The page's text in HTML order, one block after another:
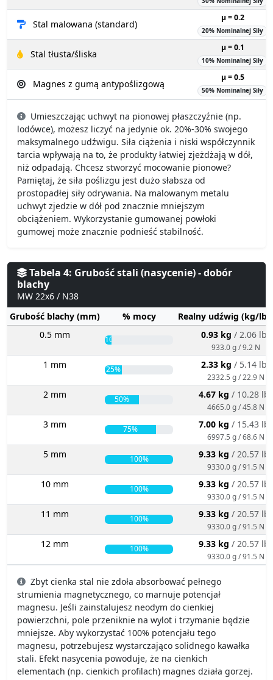
Stal malowana (standard)
µ = 0.2
20% Nominalnej Siły
Stal tłusta/śliska
µ = 0.1
10% Nominalnej Siły
Magnes z gumą antypoślizgową
µ = 0.5
50% Nominalnej Siły
Umieszczając uchwyt na pionowej płaszczyźnie (np.
lodówce), możesz liczyć na jedynie ok. 20%-30% swojego
maksymalnego udźwigu. Siła ciążenia i niski współczynnik
tarcia wpływają na to, że produkty łatwiej zjeżdżają w dół,
niż odpadają. Chcesz stworzyć mocowanie pionowe?
Pamiętaj, że siła poślizgu jest dużo słabsza od
prostopadłej siły odrywania. Na malowanym metalu
uchwyt zjedzie w dół pod znacznie mniejszym
obciążeniem. Wykorzystanie gumowanej powłoki
gumowej może znacznie podnieść stabilność.
Tabela 4: Grubość stali (nasycenie) - dobór
blachy
MW 22x6 / N38
Grubość blachy (mm)
% mocy
Realny udźwig (kg/
0.5 mm
10% 0.93 kg / 2.06 lbs
933.0 g / 9.2 N
1 mm 25% 2.33 kg / 5.14 lbs
2332.5 g / 22.9 N
2 mm 50% 4.67 kg / 10.28 lbs
4665.0 g / 45.8 N
3 mm 75% 7.00 kg / 15.43 lbs
6997.5 g / 68.6 N
5 mm 100% 9.33 kg / 20.57 lbs
9330.0 g / 91.5 N
10 mm 100% 9.33 kg / 20.57 lbs
9330.0 g / 91.5 N
11 mm 100% 9.33 kg / 20.57 lbs
9330.0 g / 91.5 N
12 mm 100% 9.33 kg / 20.57 lbs
9330.0 g / 91.5 N
Zbyt cienka stal nie zdoła absorbować pełnego
strumienia magnetycznego, co marnuje potencjał
magnesu. Jeśli zainstalujesz neodym do cienkiej
powierzchni, pole przeniknie na wylot i trzymanie będzie
mniejsze. Aby wykorzystać 100% potencjału tego
magnesu, potrzebujesz wystarczająco solidnego kawałka
stali. Efekt nasycenia powoduje, że na cienkich
elementach (np. cienkich profilach) magnes działa gorzej.